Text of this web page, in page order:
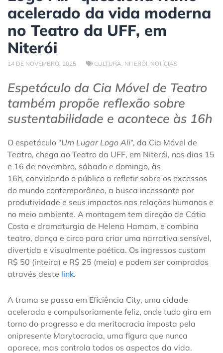
acelerado da vida moderna
no Teatro da UFF, em
Niterói
14 DE NOVEMBRO, 2025 CULTURA NITERÓI NOTÍCIAS
Espetáculo da Cia Móvel de Teatro
também propõe reflexão sobre
sustentabilidade e acontece às 16h
O espetáculo “Um Lugar Logo Ali“, da Cia Móvel de
Teatro, chega ao Teatro da UFF, em Niterói, nos dias 15
e 16 de novembro, sábado e domingo, às
16h, convidando o público a refletir sobre os excessos
do mundo contemporâneo, a busca incessante por
produtividade e seus impactos nas relações humanas e
no meio ambiente. A montagem tem direção de Cátia
Costa e dramaturgia de Helena Hamam, e combina
teatro, dança e circo para criar uma narrativa sensível,
divertida e visualmente poética. Os ingressos custam
R$ 50 (inteira) e R$ 25 (meia) e podem ser comprados
através deste link.
A trama se passa em Eficiência City, uma cidade
acelerada e compulsoriamente feliz, onde tudo gira em
torno do progresso e da meritocracia imposta pela
onipresente Marytocracia, uma figura que nunca
aparece, mas controla todos os aspectos da vida.